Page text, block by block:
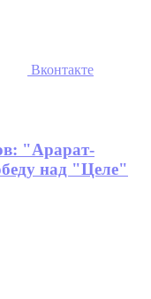
Вконтакте
"Арарат-
над "Целе"